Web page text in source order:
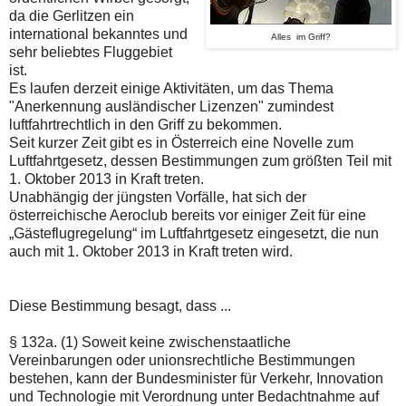
Alles im Griff?
da die Gerlitzen ein
international bekanntes und
sehr beliebtes Fluggebiet
ist.
Es laufen derzeit einige Aktivitäten, um das Thema
"Anerkennung ausländischer Lizenzen" zumindest
luftfahrtrechtlich in den Griff zu bekommen.
Seit kurzer Zeit gibt es in Österreich eine Novelle zum
Luftfahrtgesetz, dessen Bestimmungen zum größten Teil mit
1. Oktober 2013 in Kraft treten.
Unabhängig der jüngsten Vorfälle, hat sich der
österreichische Aeroclub bereits vor einiger Zeit für eine
„Gästeflugregelung“ im Luftfahrtgesetz eingesetzt, die nun
auch mit 1. Oktober 2013 in Kraft treten wird.
Diese Bestimmung besagt, dass ...
§ 132a. (1) Soweit keine zwischenstaatliche
Vereinbarungen oder unionsrechtliche Bestimmungen
bestehen, kann der Bundesminister für Verkehr, Innovation
und Technologie mit Verordnung unter Bedachtnahme auf